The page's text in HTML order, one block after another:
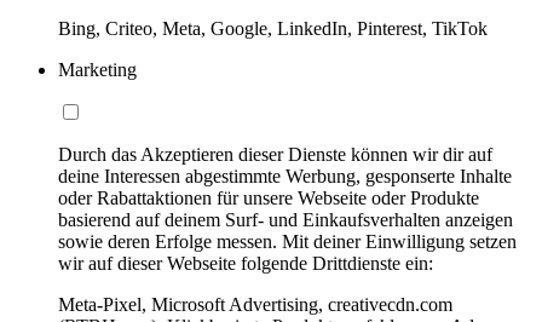
Bing, Criteo, Meta, Google, LinkedIn, Pinterest, TikTok
Marketing
Durch das Akzeptieren dieser Dienste können wir dir auf
deine Interessen abgestimmte Werbung, gesponserte Inhalte
oder Rabattaktionen für unsere Webseite oder Produkte
basierend auf deinem Surf- und Einkaufsverhalten anzeigen
sowie deren Erfolge messen. Mit deiner Einwilligung setzen
wir auf dieser Webseite folgende Drittdienste ein:
Meta-Pixel, Microsoft Advertising, creativecdn.com